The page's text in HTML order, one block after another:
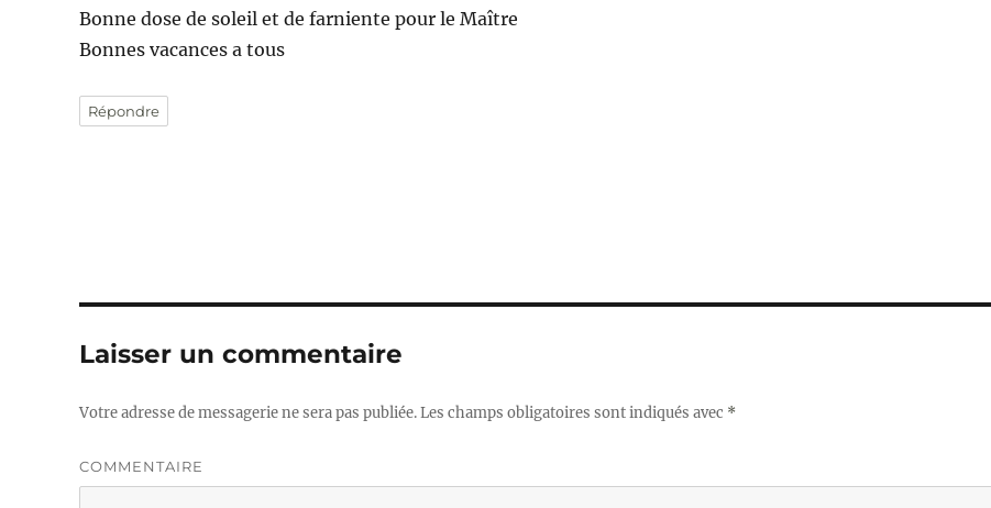
Bonne dose de soleil et de farniente pour le Maître
Bonnes vacances a tous
Répondre
Laisser un commentaire
Votre adresse de messagerie ne sera pas publiée.Les champs obligatoires sont indiqués avec *
COMMENTAIRE